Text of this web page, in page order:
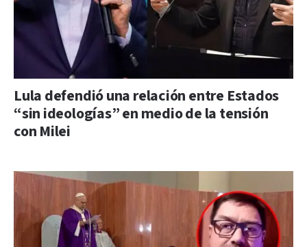
Lula defendió una relación entre Estados
“sin ideologías” en medio de la tensión
con Milei